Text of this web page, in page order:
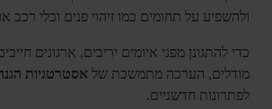
ולהשפיע על תחומים כמו זיהוי פנים וכלי רכב
כדי להתגונן מפני איומים יריבים, ארגונים
מודלים, הערכה מתמשכת שלאסטרטגיות
לפתרונות חדשניים.